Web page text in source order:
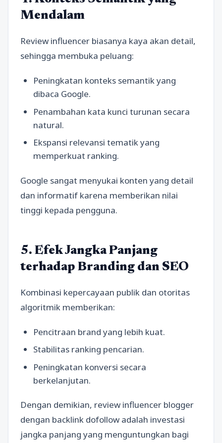
Mendalam
Review influencer biasanya kaya akan detail,
sehingga membuka peluang:
Peningkatan konteks semantik yang
dibaca Google.
Penambahan kata kunci turunan secara
natural.
Ekspansi relevansi tematik yang
memperkuat ranking.
Google sangat menyukai konten yang detail
dan informatif karena memberikan nilai
tinggi kepada pengguna.
5. Efek Jangka Panjang
terhadap Branding dan SEO
Kombinasi kepercayaan publik dan otoritas
algoritmik memberikan:
Pencitraan brand yang lebih kuat.
Stabilitas ranking pencarian.
Peningkatan konversi secara
berkelanjutan.
Dengan demikian, review influencer blogger
dengan backlink dofollow adalah investasi
jangka panjang yang menguntungkan bagi